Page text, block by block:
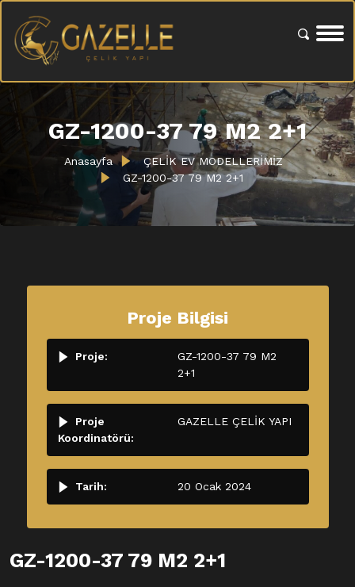
GZ-1200-37 79 M2 2+1
Anasayfa
ÇELİK EV MODELLERİMİZ
GZ-1200-37 79 M2 2+1
Proje Bilgisi
Proje:
GZ-1200-37 79 M2
2+1
Proje
Koordinatörü:
GAZELLE ÇELİK YAPI
Tarih: 20 Ocak 2024
GZ-1200-37 79 M2 2+1